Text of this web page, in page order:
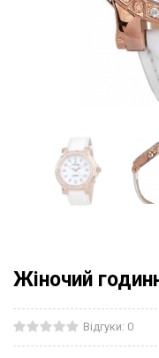
Жіночий
Відгуки: 0